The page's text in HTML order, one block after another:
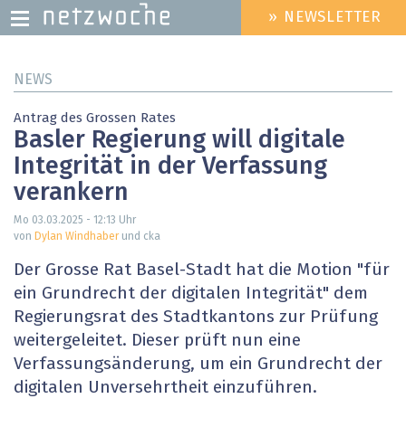
zum
HEADER
MENU
» NEWSLETTER
NEWS
Antrag des Grossen Rates
Basler Regierung will digitale
Integrität in der Verfassung
verankern
Mo 03.03.2025 - 12:13 Uhr
von Dylan Windhaberund cka
Der Grosse Rat Basel-Stadt hat die Motion "für
ein Grundrecht der digitalen Integrität" dem
Regierungsrat des Stadtkantons zur Prüfung
weitergeleitet. Dieser prüft nun eine
Verfassungsänderung, um ein Grundrecht der
digitalen Unversehrtheit einzuführen.